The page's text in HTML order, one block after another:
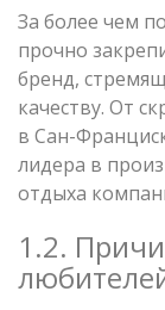
За более чем
прочно
бренд,
качеству. От
в Сан-
лидера в
отдыха
1.2.